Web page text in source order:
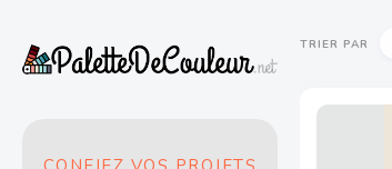
TRIER PAR